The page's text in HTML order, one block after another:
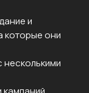
и
которые они
несколькими